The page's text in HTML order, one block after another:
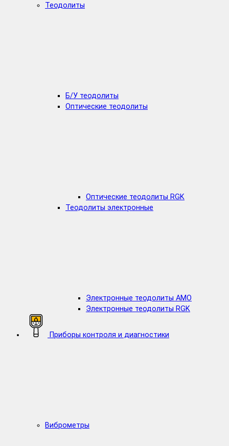
Теодолиты
Б/У теодолиты
Оптические теодолиты
Оптические теодолиты RGK
Теодолиты электронные
Электронные теодолиты AMO
Электронные теодолиты RGK
Приборы контроля и диагностики
Виброметры